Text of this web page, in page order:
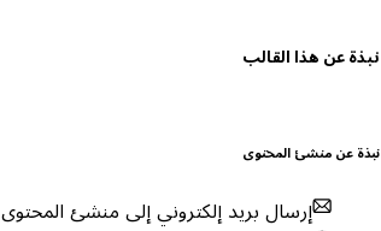
نبذة عن هذا القالب
نبذة عن منشئ المحتوى
إرسال بريد إلكتروني إلى منشئ المحتوى